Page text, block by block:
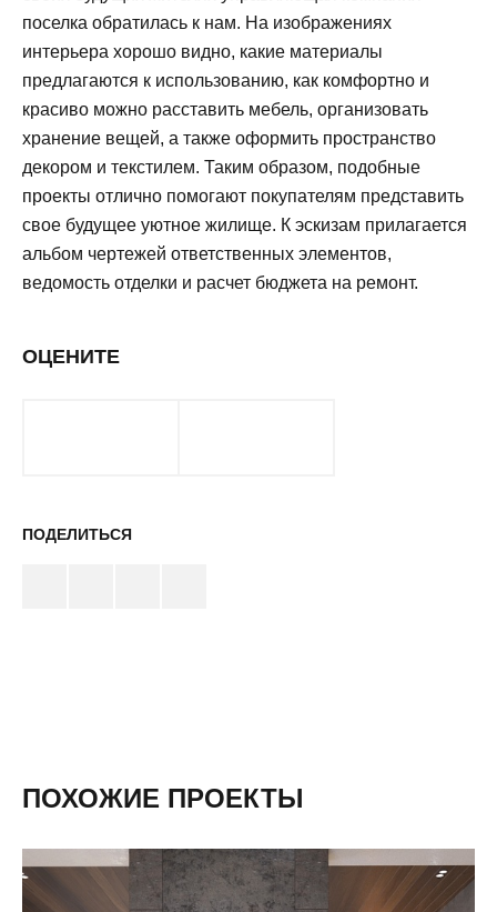
поселка обратилась к нам. На изображениях
интерьера хорошо видно, какие материалы
предлагаются к использованию, как комфортно и
красиво можно расставить мебель, организовать
хранение вещей, а также оформить пространство
декором и текстилем. Таким образом, подобные
проекты отлично помогают покупателям представить
свое будущее уютное жилище. К эскизам прилагается
альбом чертежей ответственных элементов,
ведомость отделки и расчет бюджета на ремонт.
ОЦЕНИТЕ
ПОДЕЛИТЬСЯ
ПОХОЖИЕ ПРОЕКТЫ